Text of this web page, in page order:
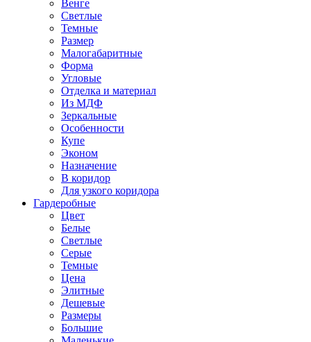
Венге
Светлые
Темные
Размер
Малогабаритные
Форма
Угловые
Отделка и материал
Из МДФ
Зеркальные
Особенности
Купе
Эконом
Назначение
В коридор
Для узкого коридора
Гардеробные
Цвет
Белые
Светлые
Серые
Темные
Цена
Элитные
Дешевые
Размеры
Большие